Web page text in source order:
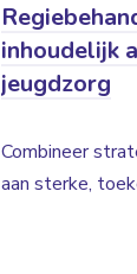
inhoudelijk
jeugdzorg
Combineer
aan sterke,